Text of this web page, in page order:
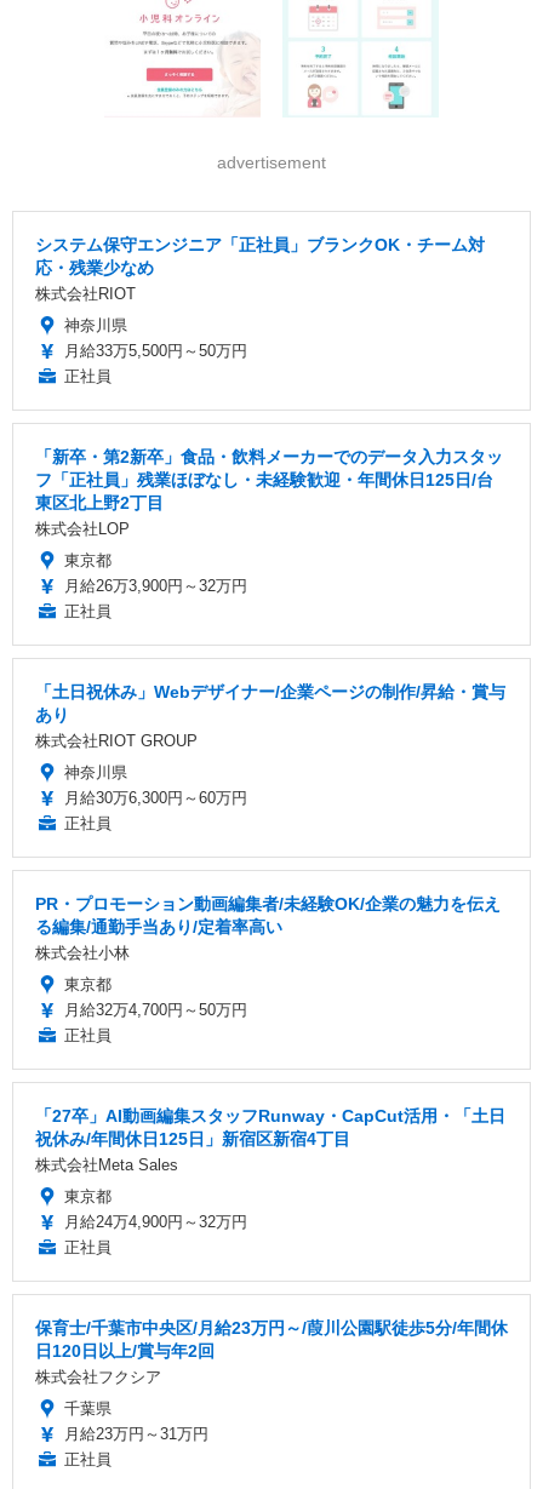
advertisement
システム保守エンジニア「正社員」ブランクOK・チーム対
応・残業少なめ
株式会社RIOT
神奈川県
月給33万5,500円～50万円
正社員
「新卒・第2新卒」食品・飲料メーカーでのデータ入力スタッ
フ「正社員」残業ほぼなし・未経験歓迎・年間休日125日/台
東区北上野2丁目
株式会社LOP
東京都
月給26万3,900円～32万円
正社員
「土日祝休み」Webデザイナー/企業ページの制作/昇給・賞与
あり
株式会社RIOT GROUP
神奈川県
月給30万6,300円～60万円
正社員
PR・プロモーション動画編集者/未経験OK/企業の魅力を伝え
る編集/通勤手当あり/定着率高い
株式会社小林
東京都
月給32万4,700円～50万円
正社員
「27卒」AI動画編集スタッフRunway・CapCut活用・「土日
祝休み/年間休日125日」新宿区新宿4丁目
株式会社Meta Sales
東京都
月給24万4,900円～32万円
正社員
保育士/千葉市中央区/月給23万円～/葭川公園駅徒歩5分/年間休
日120日以上/賞与年2回
株式会社フクシア
千葉県
月給23万円～31万円
正社員